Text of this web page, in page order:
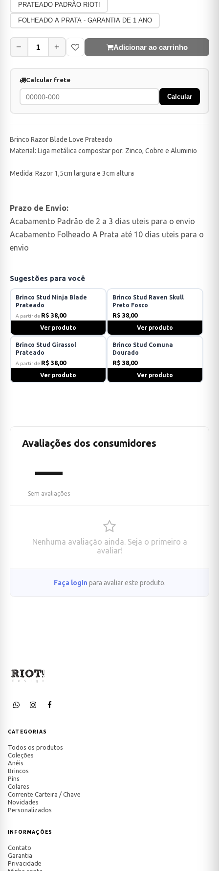
PRATEADO PADRÃO RIOT!
FOLHEADO A PRATA - GARANTIA DE 1 ANO
− + Adicionar ao carrinho
Calcular frete
Calcular
Brinco Razor Blade Love Prateado
Material: Liga metálica compostar por: Zinco, Cobre e Aluminio
Medida: Razor 1,5cm largura e 3cm altura
Prazo de Envio:
Acabamento Padrão de 2 a 3 dias uteis para o envio
Acabamento Folheado A Prata até 10 dias uteis para o
envio
Sugestões para você
Brinco Stud Ninja Blade
Prateado
A partir de R$ 38,00
Ver produto
Brinco Stud Raven Skull
Preto Fosco
R$ 38,00
Ver produto
Brinco Stud Girassol
Prateado
A partir de R$ 38,00
Ver produto
Brinco Stud Comuna
Dourado
R$ 38,00
Ver produto
Avaliações dos consumidores
—
Sem avaliações
Nenhuma avaliação ainda. Seja o primeiro a
avaliar!
Faça login para avaliar este produto.
CATEGORIAS
Todos os produtos
Coleções
Anéis
Brincos
Pins
Colares
Corrente Carteira / Chave
Novidades
Personalizados
INFORMAÇÕES
Contato
Garantia
Privacidade